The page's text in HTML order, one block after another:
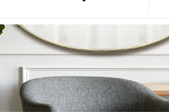
cheveux